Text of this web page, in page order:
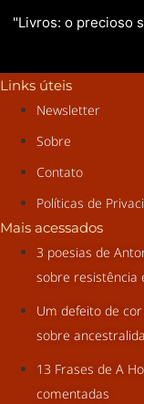
"Livros: o precioso
Links úteis
Newsletter
Sobre
Contato
Políticas de
Mais acessados
3 poesias de
sobre resistência
Um defeito de
sobre
13 Frases de A
comentadas